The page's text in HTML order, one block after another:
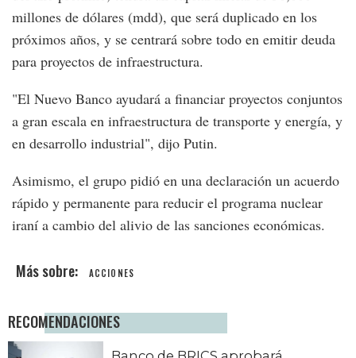
millones de dólares (mdd), que será duplicado en los
próximos años, y se centrará sobre todo en emitir deuda
para proyectos de infraestructura.
"El Nuevo Banco ayudará a financiar proyectos conjuntos
a gran escala en infraestructura de transporte y energía, y
en desarrollo industrial", dijo Putin.
Asimismo, el grupo pidió en una declaración un acuerdo
rápido y permanente para reducir el programa nuclear
iraní a cambio del alivio de las sanciones económicas.
ACCIONES
RECOMENDACIONES